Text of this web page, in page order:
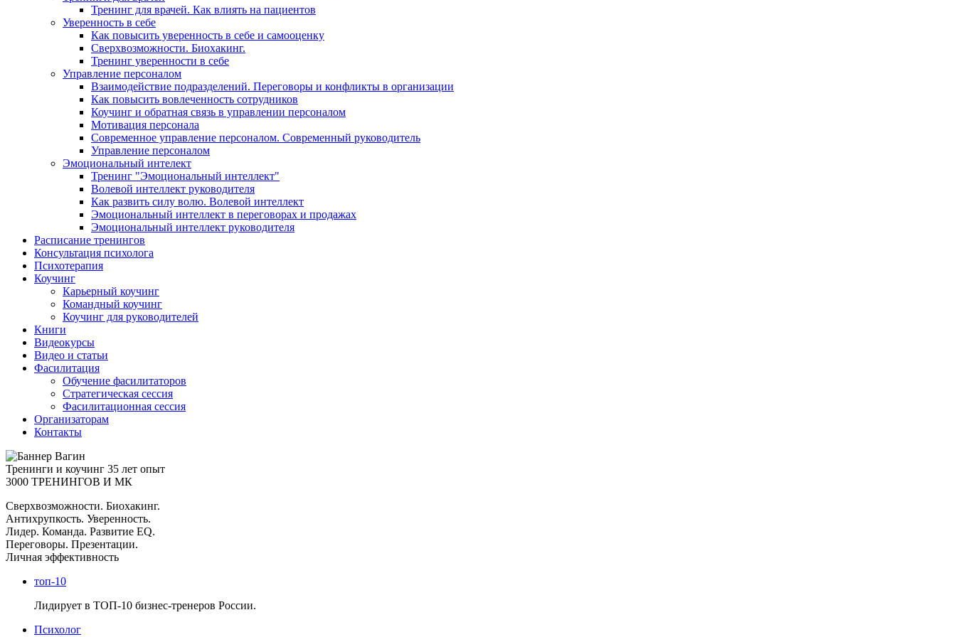
Тренинг для врачей. Как влиять на пациентов
Уверенность в себе
Как повысить уверенность в себе и самооценку
Сверхвозможности. Биохакинг.
Тренинг уверенности в себе
Управление персоналом
Взаимодействие подразделений. Переговоры и конфликты в организации
Как повысить вовлеченность сотрудников
Коучинг и обратная связь в управлении персоналом
Мотивация персонала
Современное управление персоналом. Современный руководитель
Управление персоналом
Эмоциональный интелект
Тренинг "Эмоциональный интеллект"
Волевой интеллект руководителя
Как развить силу волю. Волевой интеллект
Эмоциональный интеллект в переговорах и продажах
Эмоциональный интеллект руководителя
Расписание тренингов
Консультация психолога
Психотерапия
Коучинг
Карьерный коучинг
Командный коучинг
Коучинг для руководителей
Книги
Видеокурсы
Видео и статьи
Фасилитация
Обучение фасилитаторов
Стратегическая сессия
Фасилитационная сессия
Организаторам
Контакты
Тренинги и коучинг 35 лет опыт
3000 ТРЕНИНГОВ И МК
Сверхвозможности. Биохакинг.
Антихрупкость. Уверенность.
Лидер. Команда. Развитие EQ.
Переговоры. Презентации.
Личная эффективность
топ-10
Лидирует в ТОП-10 бизнес-тренеров России.
Психолог